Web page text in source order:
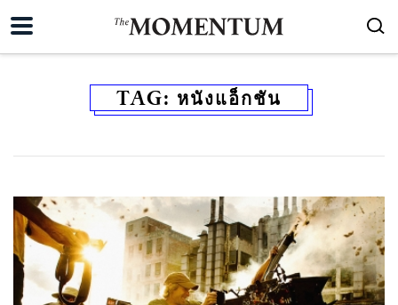
TAG: หนังแอ็กชัน